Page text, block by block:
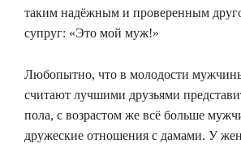
таким надёжным и проверенным
супруг: «Это мой муж!»
Любопытно, что в молодости
считают лучшими друзьями
пола, с возрастом же всё больше
дружеские отношения с дамами. У